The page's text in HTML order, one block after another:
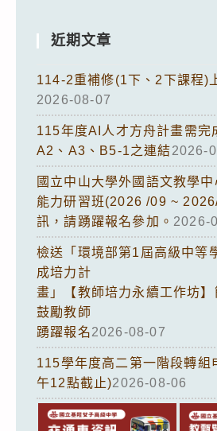
近期文章
114-2重補修(1下、2下課程)
2026-08-07
115年度AI人才方舟計畫需完
A2、A3、B5-1之連結2026-
國立中山大學外國語文教學
能力研習班(2026 /09 ~
訊，請踴躍報名參加。 2026-
檢送「環境部第1屆高級中等
成培力計
畫」【教師培力永續工作坊
鼓勵教師
踴躍報名2026-08-07
115學年度高二第一階段轉組
午12點截止)2026-08-06